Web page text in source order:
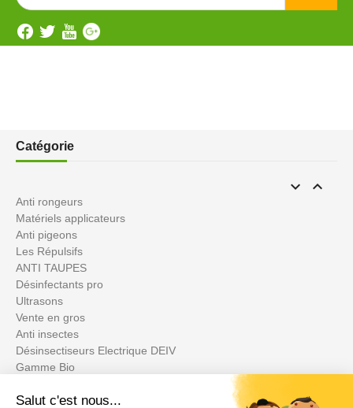
Catégorie
 
Anti rongeurs
Matériels applicateurs
Anti pigeons
Les Répulsifs
ANTI TAUPES
Désinfectants pro
Ultrasons
Vente en gros
Anti insectes
Désinsectiseurs Electrique DEIV
Gamme Bio
BLACK FRIDAY